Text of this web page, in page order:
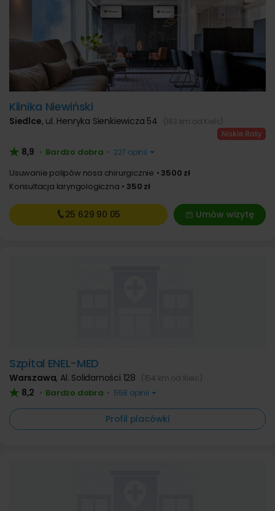
Klinika Niewiński
Siedlce, ul. Henryka Sienkiewicza 54 (183 km od Kielc)
8,9 • Bardzo dobra • 227 opinii
Usuwanie polipów nosa chirurgicznie
3500 zł
Konsultacja laryngologiczna
350 zł
Umów wizytę
25 629 90 05
Szpital ENEL-MED
Warszawa, Al. Solidarności 128 (154 km od Kielc)
8,2 • Bardzo dobra • 558 opinii
Profil placówki